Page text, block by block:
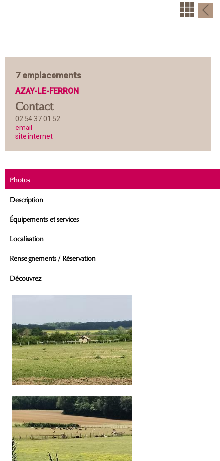
7 emplacements
AZAY-LE-FERRON
Contact
02 54 37 01 52
email
site internet
Photos
Description
Équipements et services
Localisation
Renseignements / Réservation
Découvrez